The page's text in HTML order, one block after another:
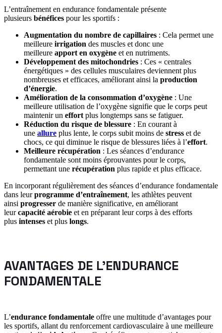
L’entraînement en endurance fondamentale présente
plusieurs bénéfices pour les sportifs :
Augmentation du nombre de capillaires : Cela permet une
meilleure irrigation des muscles et donc une
meilleure apport en oxygène et en nutriments.
Développement des mitochondries : Ces « centrales
énergétiques » des cellules musculaires deviennent plus
nombreuses et efficaces, améliorant ainsi la production
d’énergie.
Amélioration de la consommation d’oxygène : Une
meilleure utilisation de l’oxygène signifie que le corps peut
maintenir un effort plus longtemps sans se fatiguer.
Réduction du risque de blessure : En courant à
une allure plus lente, le corps subit moins de stress et de
chocs, ce qui diminue le risque de blessures liées à l’effort.
Meilleure récupération : Les séances d’endurance
fondamentale sont moins éprouvantes pour le corps,
permettant une récupération plus rapide et plus efficace.
En incorporant régulièrement des séances d’endurance fondamentale
dans leurprogramme d’entraînement, les athlètes peuvent
ainsi progresser de manière significative, en améliorant
leurcapacité aérobie et en préparant leur corps à des efforts
plus intenses et plus longs.
AVANTAGES DE L’ENDURANCE
FONDAMENTALE
L’endurance fondamentale offre une multitude d’avantages pour
les sportifs, allant du renforcement cardiovasculaire à une meilleure